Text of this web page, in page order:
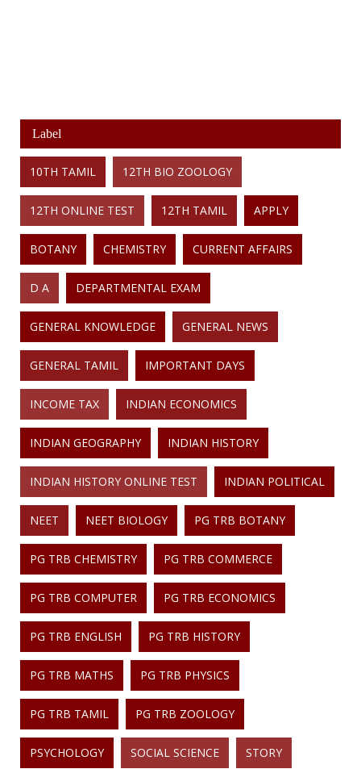
Label
10TH TAMIL 12TH BIO ZOOLOGY
12TH ONLINE TEST 12TH TAMIL APPLY
BOTANY CHEMISTRY CURRENT AFFAIRS
D A DEPARTMENTAL EXAM
GENERAL KNOWLEDGE GENERAL NEWS
GENERAL TAMIL IMPORTANT DAYS
INCOME TAX INDIAN ECONOMICS
INDIAN GEOGRAPHY INDIAN HISTORY
INDIAN HISTORY ONLINE TEST INDIAN POLITICAL
NEET NEET BIOLOGY PG TRB BOTANY
PG TRB CHEMISTRY PG TRB COMMERCE
PG TRB COMPUTER PG TRB ECONOMICS
PG TRB ENGLISH PG TRB HISTORY
PG TRB MATHS PG TRB PHYSICS
PG TRB TAMIL PG TRB ZOOLOGY
PSYCHOLOGY SOCIAL SCIENCE STORY